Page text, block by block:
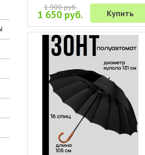
1 900 руб.
1 650 руб. Купить